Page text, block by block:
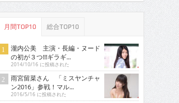
月間TOP10 総合TOP10
瀧内公美 主演・長編・ヌード
の初が３つ!!!ギラギ...
2014/10/16 に投稿された
雨宮留菜さん 「ミスヤンチャ
ン2016」参戦！マル...
2016/5/16 に投稿された